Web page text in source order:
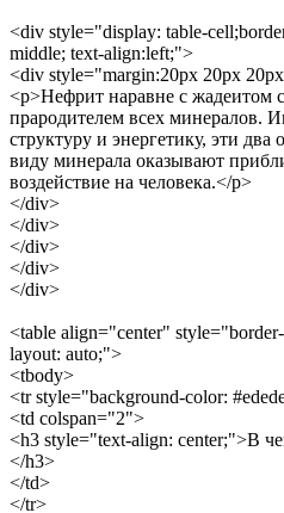
<div style="display: table-
middle; text-align:left;">
<div style="margin:20px 20px
<p>Нефрит наравне с жадеитом
прародителем всех минералов.
структуру и энергетику, эти
виду минерала оказывают
воздействие на человека.</p>
</div>
</div>
</div>
</div>
</div>
<table align="center"
layout: auto;">
<tbody>
<tr style="background-color:
<td colspan="2">
<h3 style="text-align: center;">В
</h3>
</td>
</tr>